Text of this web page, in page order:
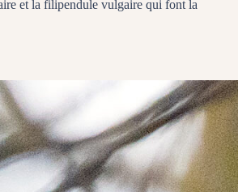
et la filipendule vulgaire qui font la